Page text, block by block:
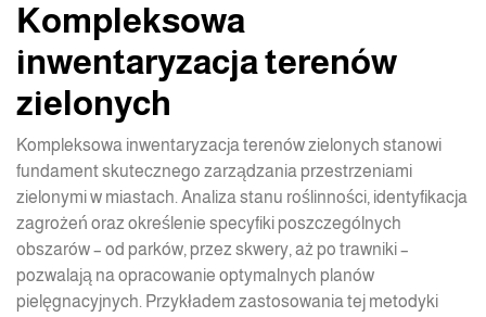
Kompleksowa
inwentaryzacja terenów
zielonych
Kompleksowa inwentaryzacja terenów zielonych stanowi
fundament skutecznego zarządzania przestrzeniami
zielonymi w miastach. Analiza stanu roślinności, identyfikacja
zagrożeń oraz określenie specyfiki poszczególnych
obszarów – od parków, przez skwery, aż po trawniki –
pozwalają na opracowanie optymalnych planów
pielęgnacyjnych. Przykładem zastosowania tej metodyki